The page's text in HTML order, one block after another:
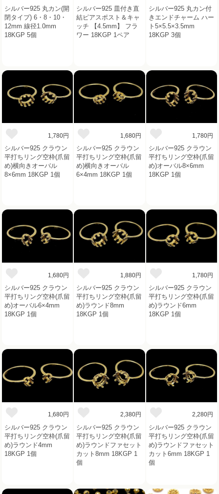
シルバー925 丸カン(開
閉タイプ) 6・8・10・
12mm 線径1.0mm
18KGP 5個
シルバー925 皿付き直
結ピアスポスト＆キャ
ッチ 【4.5mm】 フラ
ワー 18KGP 1ペア
シルバー925 丸カン付
きエンドチャーム ハー
ト5×5.5×3.5mm
18KGP 3個
1,780円
シルバー925 クラウン
平打ちリング空枠(爪留
め)横向きオーバル
8×6mm 18KGP 1個
1,680円
シルバー925 クラウン
平打ちリング空枠(爪留
め)横向きオーバル
6×4mm 18KGP 1個
1,780円
シルバー925 クラウン
平打ちリング空枠(爪留
め)オーバル8×6mm
18KGP 1個
1,680円
シルバー925 クラウン
平打ちリング空枠(爪留
め)オーバル6×4mm
18KGP 1個
1,880円
シルバー925 クラウン
平打ちリング空枠(爪留
め)ラウンド8mm
18KGP 1個
1,780円
シルバー925 クラウン
平打ちリング空枠(爪留
め)ラウンド6mm
18KGP 1個
1,680円
シルバー925 クラウン
平打ちリング空枠(爪留
め)ラウンド4mm
18KGP 1個
2,380円
シルバー925 クラウン
平打ちリング空枠(爪留
め)ラウンドファセット
カット8mm 18KGP 1
個
2,280円
シルバー925 クラウン
平打ちリング空枠(爪留
め)ラウンドファセット
カット6mm 18KGP 1
個